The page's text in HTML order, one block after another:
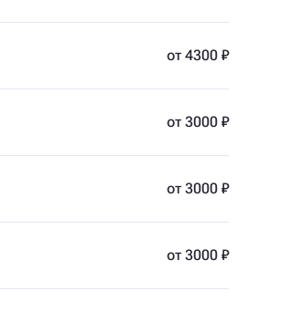
от 4300 ₽
от 3000 ₽
от 3000 ₽
от 3000 ₽